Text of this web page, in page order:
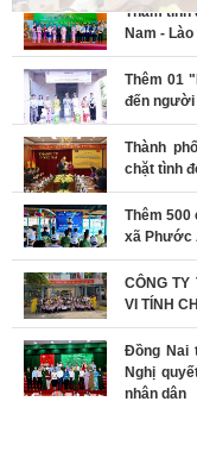
Nam -
Thêm 01
đến người
Thành
chặt tình
Thêm
xã Phước
CÔNG TY
VI TÍNH
Đồng Nai
Nghị
nhân dân